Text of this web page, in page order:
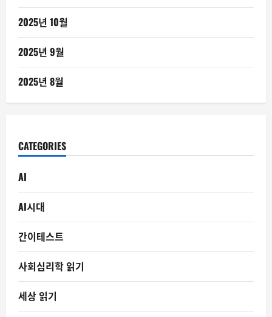
2025년 10월
2025년 9월
2025년 8월
CATEGORIES
AI
AI시대
간이테스트
사회심리학 읽기
세상 읽기